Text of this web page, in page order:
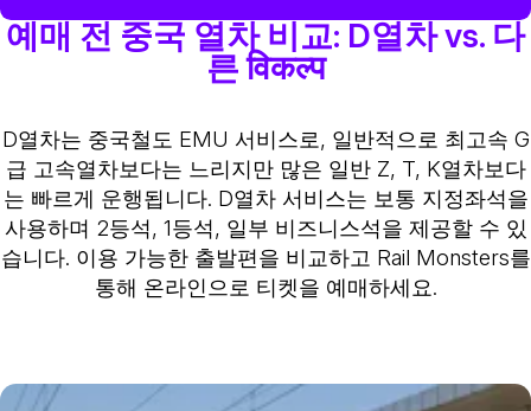
예매 전 중국 열차 비교: D열차 vs. 다
른 विकल्प
D열차는 중국철도 EMU 서비스로, 일반적으로 최고속 G
급 고속열차보다는 느리지만 많은 일반 Z, T, K열차보다
는 빠르게 운행됩니다. D열차 서비스는 보통 지정좌석을
사용하며 2등석, 1등석, 일부 비즈니스석을 제공할 수 있
습니다. 이용 가능한 출발편을 비교하고 Rail Monsters를
통해 온라인으로 티켓을 예매하세요.